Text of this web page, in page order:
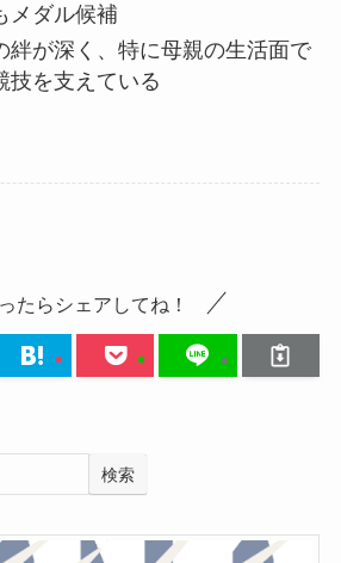
メダル候補
絆が深く、特に母親の生活面で
技を支えている
たらシェアしてね！
検索